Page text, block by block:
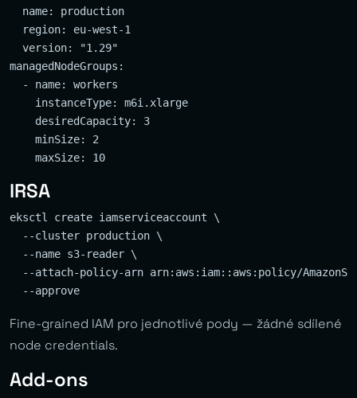
  name: production
  region: eu-west-1
  version: "1.29"
managedNodeGroups:
  - name: workers
    instanceType: m6i.xlarge
    desiredCapacity: 3
    minSize: 2
IRSA
eksctl create iamserviceaccount \
  --cluster production \
  --name s3-reader \
--attach-policy-arn arn:aws:iam::aws:policy/
Fine-grained IAM pro jednotlivé pody — žádné sdílené
node credentials.
Add-ons